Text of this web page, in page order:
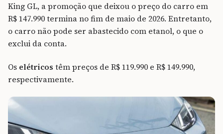
King GL, a promoção que deixou o preço do carro em
R$ 147.990 termina no fim de maio de 2026. Entretanto,
o carro não pode ser abastecido com etanol, o que o
exclui da conta.
Os elétricos têm preços de R$ 119.990 e R$ 149.990,
respectivamente.